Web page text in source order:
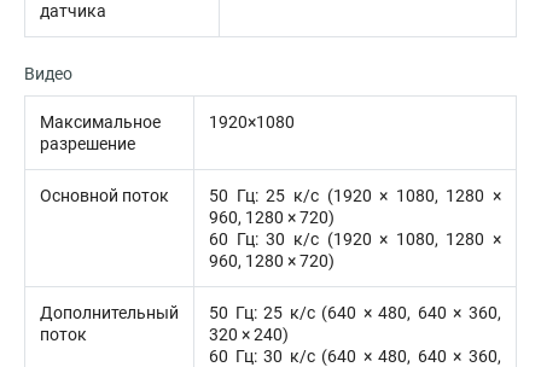
датчика
Видео
Максимальное
разрешение
1920×1080
Основной поток
50 Гц: 25 к/с (1920 × 1080, 1280 ×
960, 1280 × 720)
60 Гц: 30 к/с (1920 × 1080, 1280 ×
960, 1280 × 720)
Дополнительный
поток
50 Гц: 25 к/с (640 × 480, 640 × 360,
320 × 240)
60 Гц: 30 к/с (640 × 480, 640 × 360,